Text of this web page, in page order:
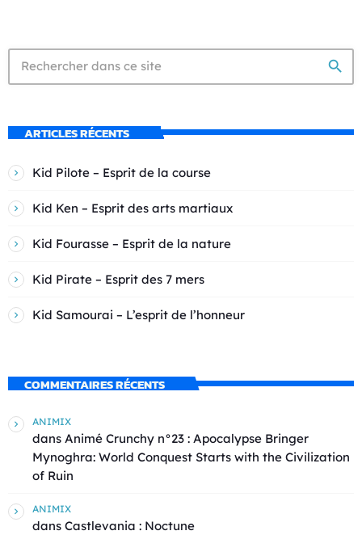
search
ARTICLES RÉCENTS
Kid Pilote – Esprit de la course
Kid Ken – Esprit des arts martiaux
Kid Fourasse – Esprit de la nature
Kid Pirate – Esprit des 7 mers
Kid Samourai – L’esprit de l’honneur
COMMENTAIRES RÉCENTS
ANIMIX
dans Animé Crunchy n°23 : Apocalypse Bringer
Mynoghra: World Conquest Starts with the Civilization
of Ruin
ANIMIX
dans Castlevania : Noctune